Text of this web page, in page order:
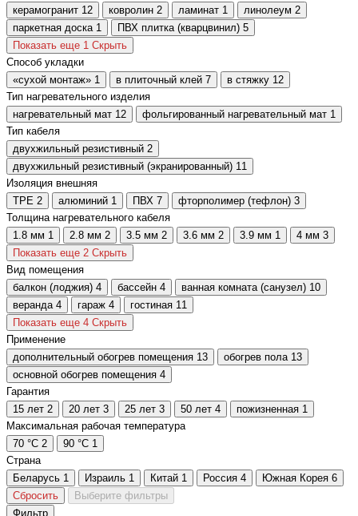
керамогранит 12 ковролин 2 ламинат 1 линолеум 2
паркетная доска 1 ПВХ плитка (кварцвинил) 5
Показать еще 1 Скрыть
Способ укладки
«сухой монтаж» 1 в плиточный клей 7 в стяжку 12
Тип нагревательного изделия
нагревательный мат 12 фольгированный нагревательный мат 1
Тип кабеля
двухжильный резистивный 2
двухжильный резистивный (экранированный) 11
Изоляция внешняя
TPE 2 алюминий 1 ПВХ 7 фторполимер (тефлон) 3
Толщина нагревательного кабеля
1.8 мм 1 2.8 мм 2 3.5 мм 2 3.6 мм 2 3.9 мм 1 4 мм 3
Показать еще 2 Скрыть
Вид помещения
балкон (лоджия) 4 бассейн 4 ванная комната (санузел) 10
веранда 4 гараж 4 гостиная 11
Показать еще 4 Скрыть
Применение
дополнительный обогрев помещения 13 обогрев пола 13
основной обогрев помещения 4
Гарантия
15 лет 2 20 лет 3 25 лет 3 50 лет 4 пожизненная 1
Максимальная рабочая температура
70 °C 2 90 °C 1
Страна
Беларусь 1 Израиль 1 Китай 1 Россия 4 Южная Корея 6
Сбросить
Выберите фильтры
Фильтр